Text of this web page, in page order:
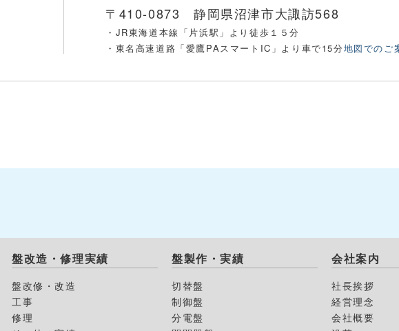
〒410-0873 静岡県沼津市大諏訪568
・JR東海道本線「片浜駅」より徒歩１５分
・東名高速道路「愛鷹PAスマートIC」より車で15分地図での
盤改造・修理実績
盤改修・改造
工事
修理
盤製作・実績
切替盤
制御盤
分電盤
会社案内
社長挨拶
経営理念
会社概要